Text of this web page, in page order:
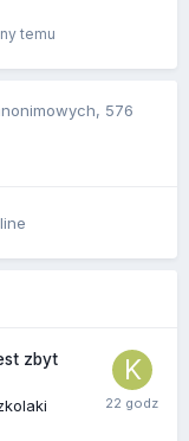
temu
576
zbyt